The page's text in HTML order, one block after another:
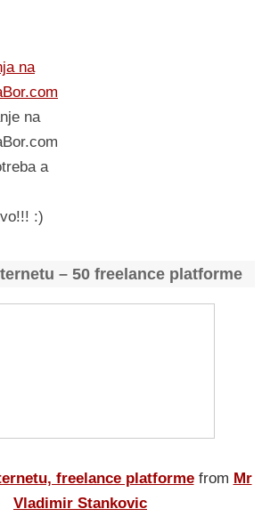
na
na
a
:)
– 50 freelance platforme
freelance platforme from Mr
Vladimir Stankovic